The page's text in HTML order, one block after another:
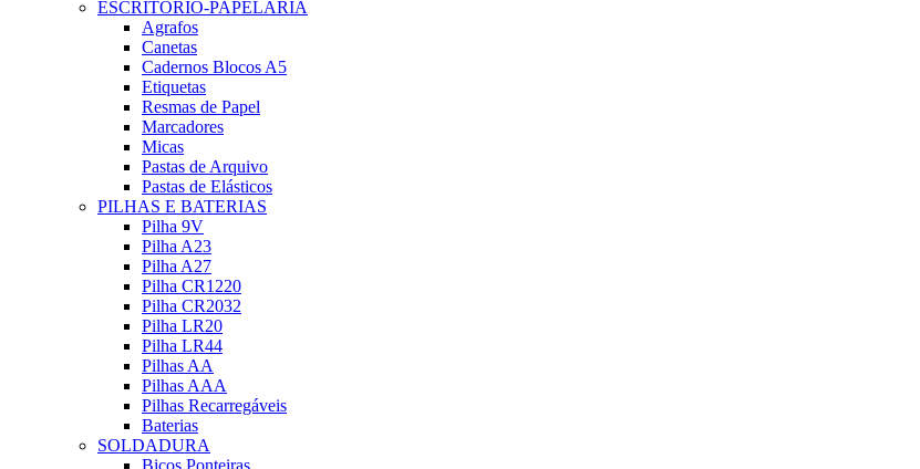
ESCRITÓRIO-PAPELARIA
Agrafos
Canetas
Cadernos Blocos A5
Etiquetas
Resmas de Papel
Marcadores
Micas
Pastas de Arquivo
Pastas de Elásticos
PILHAS E BATERIAS
Pilha 9V
Pilha A23
Pilha A27
Pilha CR1220
Pilha CR2032
Pilha LR20
Pilha LR44
Pilhas AA
Pilhas AAA
Pilhas Recarregáveis
Baterias
SOLDADURA
Bicos Ponteiras